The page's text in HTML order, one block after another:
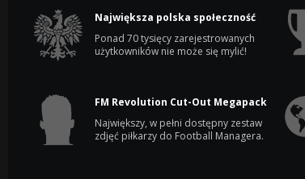
Największa polska społeczność
Ponad 70 tysięcy zarejestrowanych
użytkowników nie może się mylić!
FM Revolution Cut-Out Megapack
Największy, w pełni dostępny zestaw
zdjęć piłkarzy do Football Managera.